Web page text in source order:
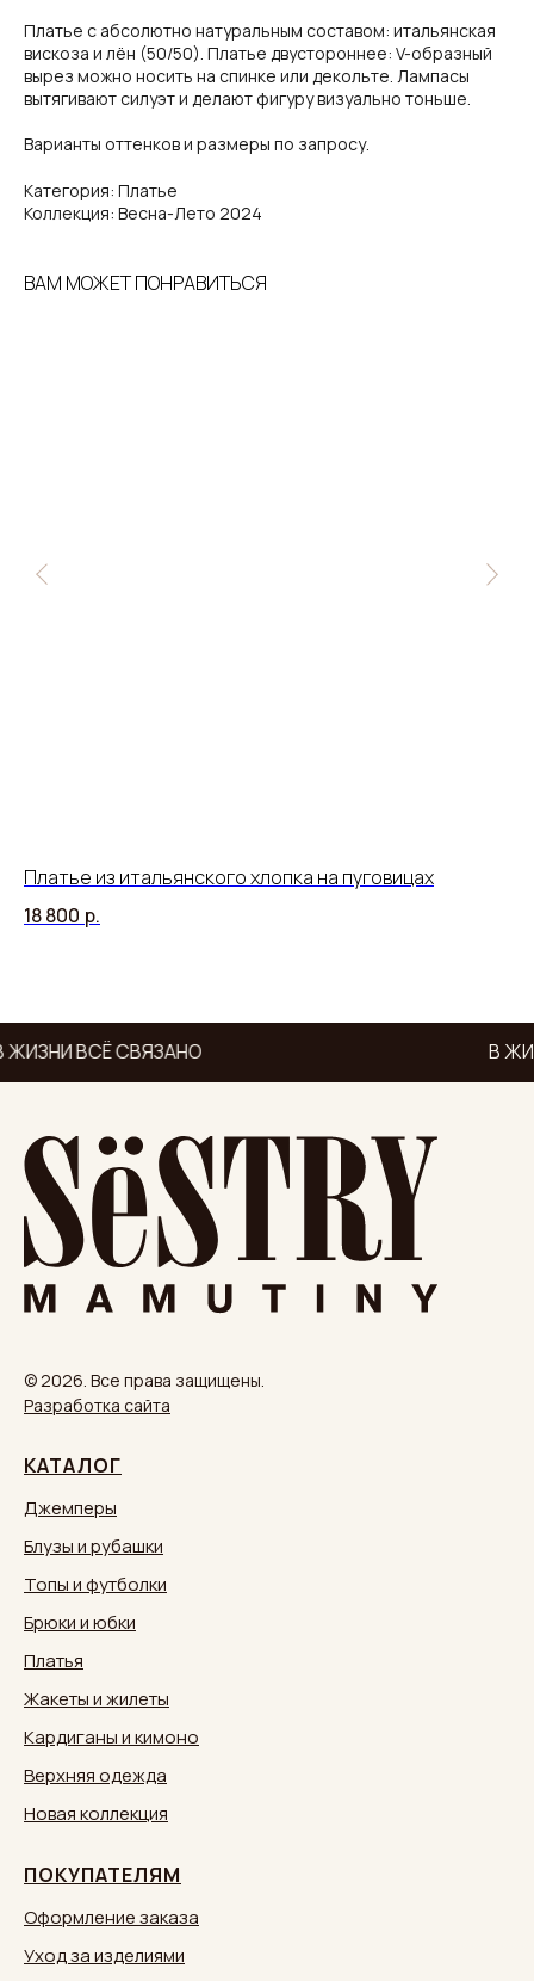
Платье с абсолютно натуральным составом: итальянская
вискоза и лён (50/50). Платье двустороннее: V-образный
вырез можно носить на спинке или декольте. Лампасы
вытягивают силуэт и делают фигуру визуально тоньше.
Варианты оттенков и размеры по запросу.
Категория: Платье
Коллекция: Весна-Лето 2024
ВАМ МОЖЕТ ПОНРАВИТЬСЯ
Платье из итальянского хлопка на пуговицах
18 800 р.
ВСЁ СВЯЗАНО В
© 2026. Все права защищены.
Разработка сайта
КАТАЛОГ
Джемперы
Блузы и рубашки
Топы и футболки
Брюки и юбки
Платья
Жакеты и жилеты
Кардиганы и кимоно
Верхняя одежда
Новая коллекция
ПОКУПАТЕЛЯМ
Оформление заказа
Уход за изделиями